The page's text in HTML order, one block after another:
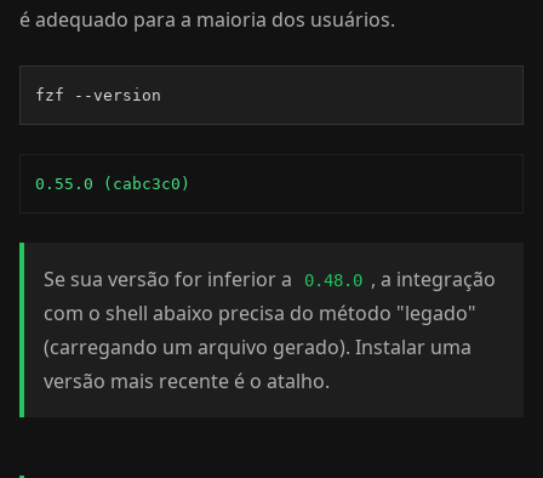
é adequado para a maioria dos usuários.
fzf --version
0.55.0 (cabc3c0)
Se sua versão for inferior a 0.48.0 , a integração
com o shell abaixo precisa do método "legado"
(carregando um arquivo gerado). Instalar uma
versão mais recente é o atalho.